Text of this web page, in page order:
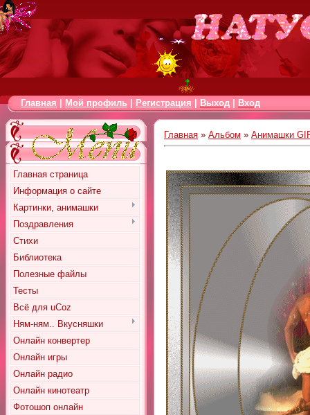
Главная Мой профиль Регистрация Выход Вход
Главная страница
Информация о сайте
Картинки, анимашки
Поздравления
Стихи
Библиотека
Полезные файлы
Тесты
Всё для uCoz
Ням-ням.. Вкусняшки
Онлайн конвертер
Онлайн игры
Онлайн радио
Онлайн кинотеатр
Фотошоп онлайн
Главная » Альбом » Анимашки